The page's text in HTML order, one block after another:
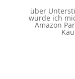
über
würde ich
Amazon